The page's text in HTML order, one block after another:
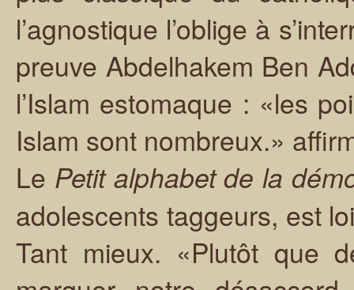
l’agnostique l’oblige à
preuve Abdelhakem Ben
l’Islam estomaque : «les
Islam sont nombreux.»
Le Petit alphabet de la
adolescents taggeurs, est
Tant mieux. «Plutôt que